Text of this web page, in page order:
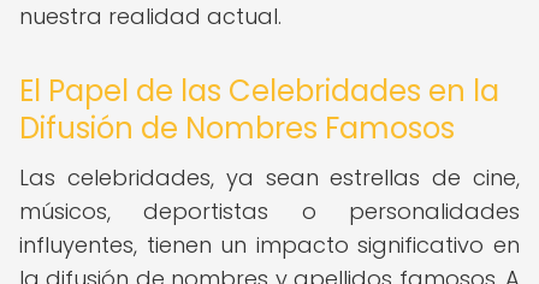
nuestra realidad actual.
El Papel de las Celebridades en la
Difusión de Nombres Famosos
Las celebridades, ya sean estrellas de cine,
músicos, deportistas o personalidades
influyentes, tienen un impacto significativo en